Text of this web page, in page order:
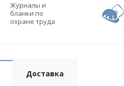
Журналы и
бланки по
охране труда
Доставка